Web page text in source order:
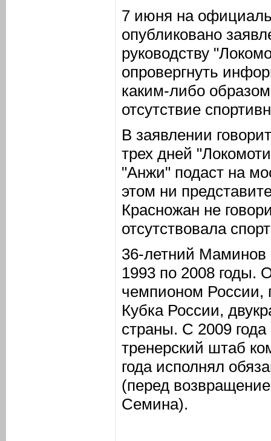
7 июня на
опубликовано
руководству
опровергнуть
каким-либо
отсутствие
В заявлении
трех дней
"Анжи" подаст на
этом ни
Красножан не
отсутствовала
36-летний Маминов
1993 по 2008 годы.
чемпионом России,
Кубка России,
страны. С 2009
тренерский штаб
года исполнял
(перед
Семина).